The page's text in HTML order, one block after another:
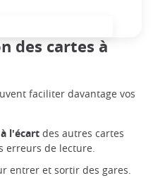
des cartes à
faciliter davantage vos
l'écart des autres cartes
erreurs de lecture.
entrer et sortir des gares.